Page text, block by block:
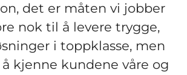
det er måten vi jobber
nok til å levere trygge,
i toppklasse, men
kjenne kundene våre og